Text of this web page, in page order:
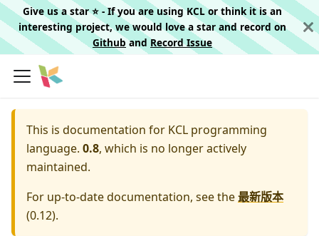
Give us a star ⭐️ - If you are using KCL or think it is an
interesting project, we would love a star and record on
Githuband Record Issue
This is documentation for KCL programming
language. 0.8, which is no longer actively
maintained.
For up-to-date documentation, see the最新版本
(0.12).